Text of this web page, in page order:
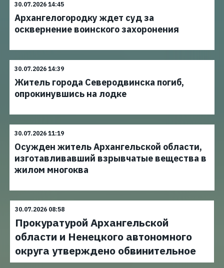
30.07.2026 14:45
Архангелогородку ждет суд за
осквернение воинского захоронения
30.07.2026 14:39
Житель города Северодвинска погиб,
опрокинувшись на лодке
30.07.2026 11:19
Осужден житель Архангельской области,
изготавливавший взрывчатые вещества в
жилом многоква
30.07.2026 08:58
Прокуратурой Архангельской
области и Ненецкого автономного
округа утверждено обвинительное